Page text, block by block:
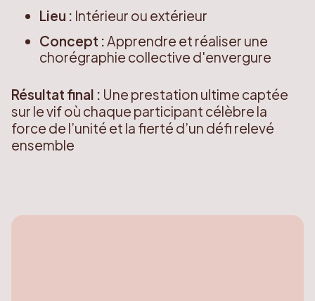
Lieu : Intérieur ou extérieur
Concept :Apprendre et réaliser une
chorégraphie collective d'envergure
Résultat final : Une prestation ultime captée
sur le vif où chaque participant célèbre la
force de l’unité et la fierté d’un défi relevé
ensemble